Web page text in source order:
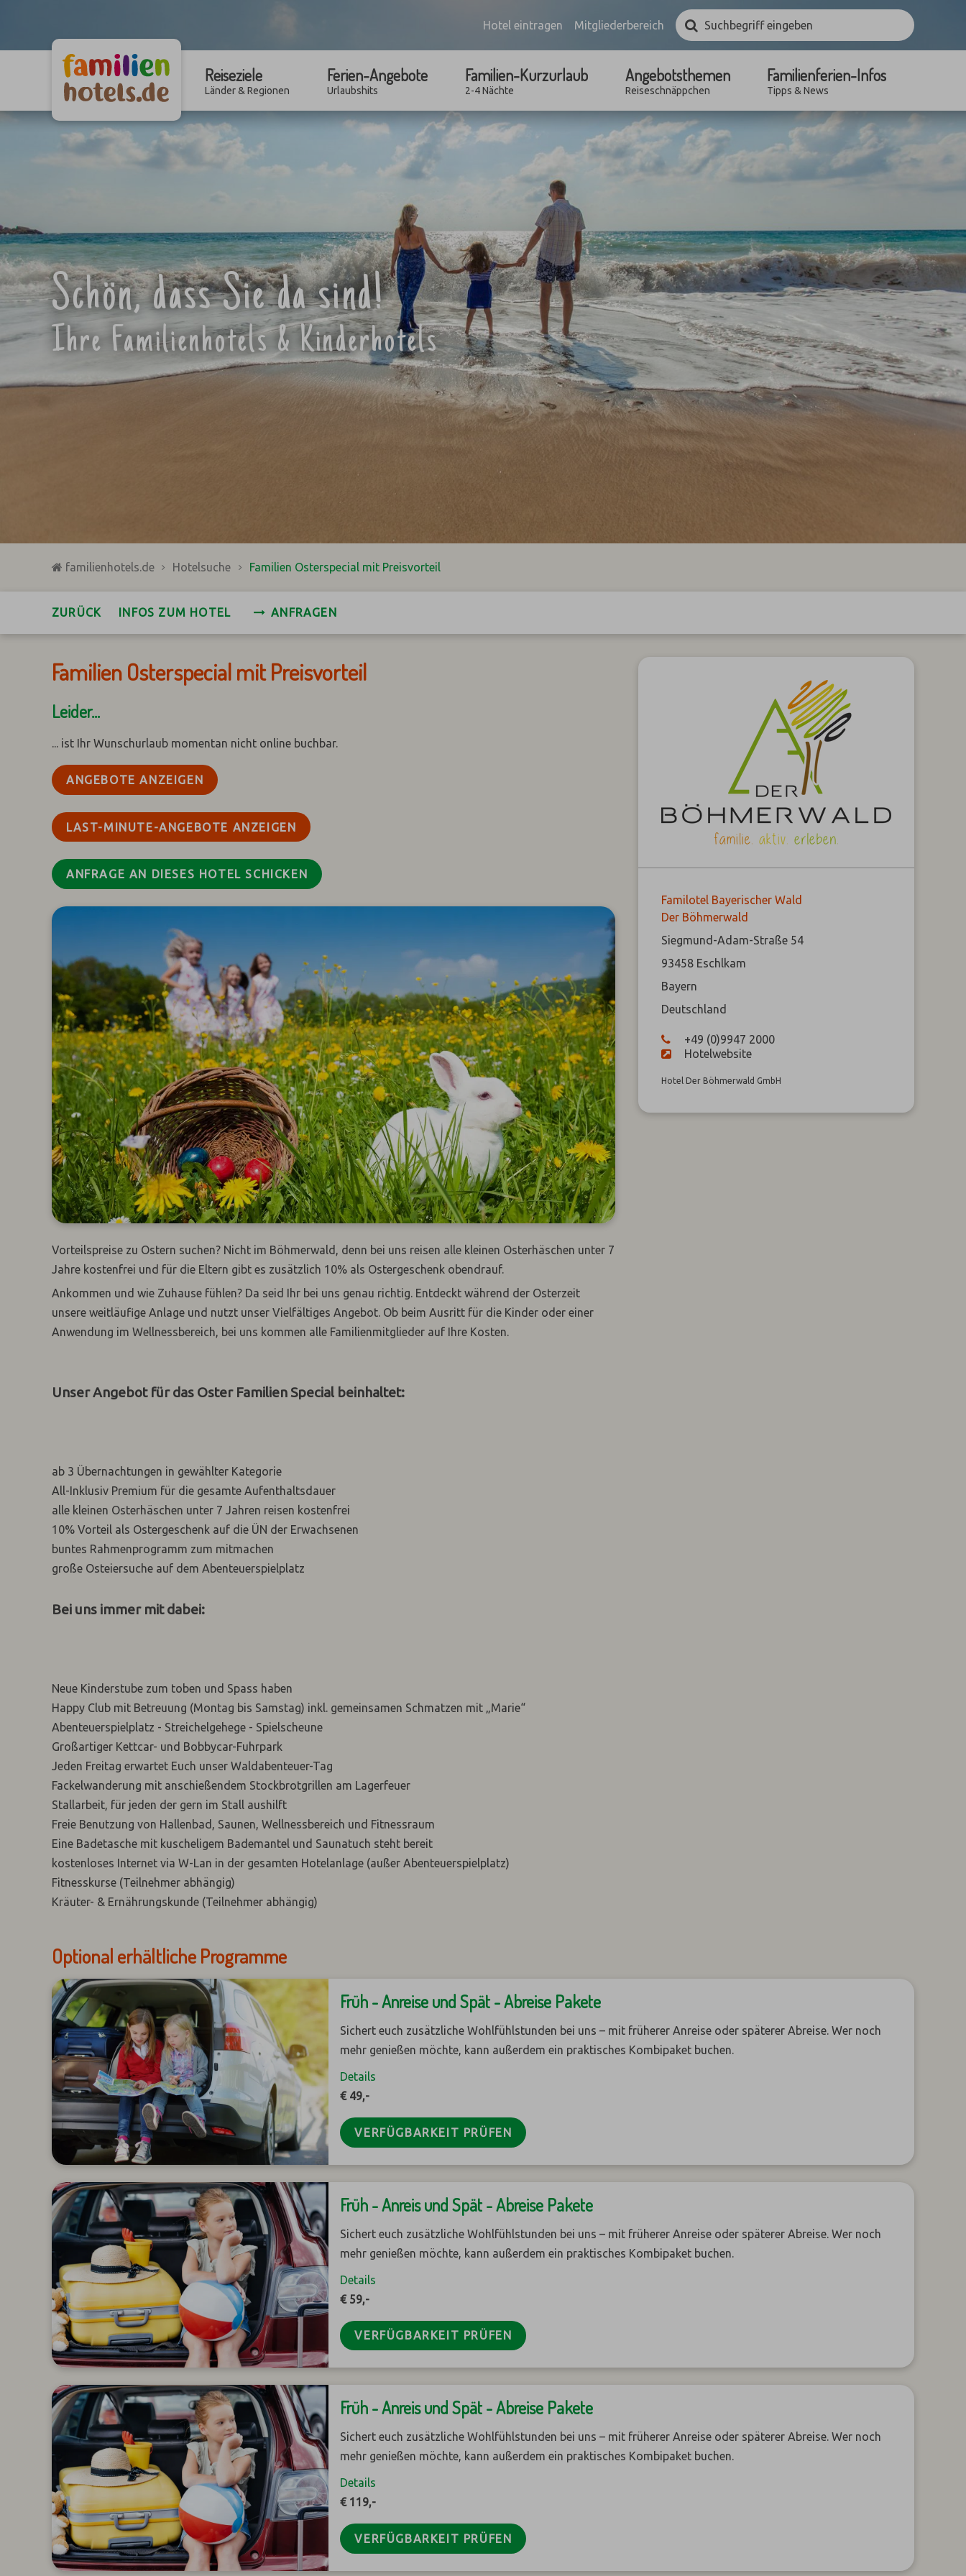
Hotel eintragen Mitgliederbereich
Suchbegriff
eingebenSuchen
Reiseziele
Länder & Regionen
Ferien-Angebote
Urlaubshits
Familien-Kurzurlaub
2-4 Nächte
Angebotsthemen
Reiseschnäppchen
Familienferien-Infos
Tipps & News
Schön, dass Sie da sind!
Ihre Familienhotels & Kinderhotels
familienhotels.de Hotelsuche Familien Osterspecial mit Preisvorteil
ZURÜCK INFOS ZUM HOTEL ANFRAGEN
Familien Osterspecial mit Preisvorteil
Leider...
... ist Ihr Wunschurlaub momentan nicht online buchbar.
ANGEBOTE ANZEIGEN
LAST-MINUTE-ANGEBOTE ANZEIGEN
ANFRAGE AN DIESES HOTEL SCHICKEN
Vorteilspreise zu Ostern suchen? Nicht im Böhmerwald, denn bei uns reisen alle kleinen Osterhäschen unter 7
Jahre kostenfrei und für die Eltern gibt es zusätzlich 10% als Ostergeschenk obendrauf.
Ankommen und wie Zuhause fühlen? Da seid Ihr bei uns genau richtig. Entdeckt während der Osterzeit
unsere weitläufige Anlage und nutzt unser Vielfältiges Angebot. Ob beim Ausritt für die Kinder oder einer
Anwendung im Wellnessbereich, bei uns kommen alle Familienmitglieder auf Ihre Kosten.
Unser Angebot für das Oster Familien Special beinhaltet:
ab 3 Übernachtungen in gewählter Kategorie
All-Inklusiv Premium für die gesamte Aufenthaltsdauer
alle kleinen Osterhäschen unter 7 Jahren reisen kostenfrei
10% Vorteil als Ostergeschenk auf die ÜN der Erwachsenen
buntes Rahmenprogramm zum mitmachen
große Osteiersuche auf dem Abenteuerspielplatz
Bei uns immer mit dabei:
Neue Kinderstube zum toben und Spass haben
Happy Club mit Betreuung (Montag bis Samstag) inkl. gemeinsamen Schmatzen mit „Marie“
Abenteuerspielplatz - Streichelgehege - Spielscheune
Großartiger Kettcar- und Bobbycar-Fuhrpark
Jeden Freitag erwartet Euch unser Waldabenteuer-Tag
Fackelwanderung mit anschießendem Stockbrotgrillen am Lagerfeuer
Stallarbeit, für jeden der gern im Stall aushilft
Freie Benutzung von Hallenbad, Saunen, Wellnessbereich und Fitnessraum
Eine Badetasche mit kuscheligem Bademantel und Saunatuch steht bereit
kostenloses Internet via W-Lan in der gesamten Hotelanlage (außer Abenteuerspielplatz)
Fitnesskurse (Teilnehmer abhängig)
Kräuter- & Ernährungskunde (Teilnehmer abhängig)
Familotel Bayerischer Wald
Der Böhmerwald
Siegmund-Adam-Straße 54
93458 Eschlkam
Bayern
Deutschland
+49 (0)9947 2000
Hotelwebsite
Hotel Der Böhmerwald GmbH
Optional erhältliche Programme
Früh - Anreise und Spät - Abreise Pakete
Sichert euch zusätzliche Wohlfühlstunden bei uns – mit früherer Anreise oder späterer Abreise. Wer noch
mehr genießen möchte, kann außerdem ein praktisches Kombipaket buchen.
Details
€ 49,-
VERFÜGBARKEIT PRÜFEN
Früh - Anreis und Spät - Abreise Pakete
Sichert euch zusätzliche Wohlfühlstunden bei uns – mit früherer Anreise oder späterer Abreise. Wer noch
mehr genießen möchte, kann außerdem ein praktisches Kombipaket buchen.
Details
€ 59,-
VERFÜGBARKEIT PRÜFEN
Früh - Anreis und Spät - Abreise Pakete
Sichert euch zusätzliche Wohlfühlstunden bei uns – mit früherer Anreise oder späterer Abreise. Wer noch
mehr genießen möchte, kann außerdem ein praktisches Kombipaket buchen.
Details
€ 119,-
VERFÜGBARKEIT PRÜFEN